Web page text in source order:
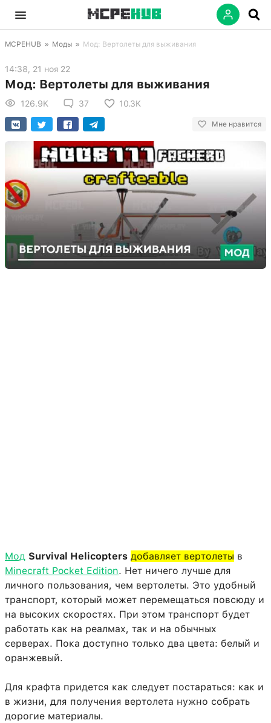
MCPEHUB » Моды » Мод: Вертолеты для выживания
14:38, 21 ноя 22
Мод: Вертолеты для выживания
126.9K 37 10.3K
Мне нравится
Мод Survival Helicopters добавляет вертолеты в
Minecraft Pocket Edition. Нет ничего лучше для
личного пользования, чем вертолеты. Это удобный
транспорт, который может перемещаться повсюду и
на высоких скоростях. При этом транспорт будет
работать как на реалмах, так и на обычных
серверах. Пока доступно только два цвета: белый и
оранжевый.
Для крафта придется как следует постараться: как и
в жизни, для получения вертолета нужно собрать
дорогие материалы.